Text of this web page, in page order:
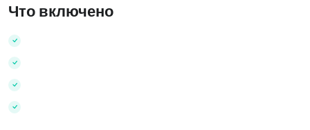
Что включено